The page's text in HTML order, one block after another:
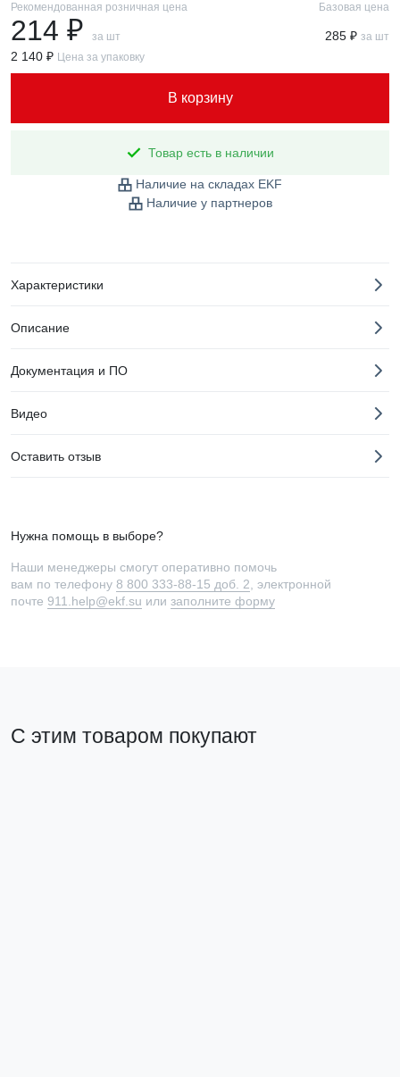
Рекомендованная розничная цена
214 ₽ за шт
Базовая цена
285 ₽ за шт
2 140 ₽ Цена за упаковку
В корзину
Товар есть в наличии
Наличие на складах EKF
Наличие у партнеров
Характеристики
Описание
Документация и ПО
Видео
Оставить отзыв
Нужна помощь в выборе?
Наши менеджеры смогут оперативно помочь
вам по телефону 8 800 333-88-15 доб. 2 , электронной
почте 911.help@ekf.su или заполните форму
С этим товаром покупают